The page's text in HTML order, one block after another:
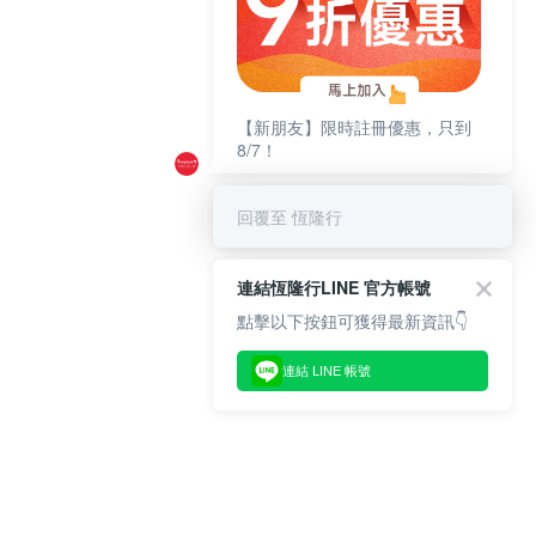
【新朋友】限時註冊優惠，只到
8/7！
回覆至 恆隆行
連結恆隆行LINE 官方帳號
點擊以下按鈕可獲得最新資訊👇
連結 LINE 帳號